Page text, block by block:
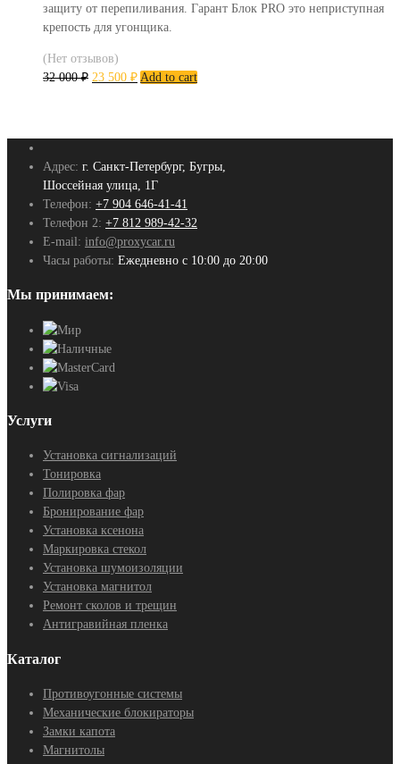
защиту от перепиливания. Гарант Блок PRO это неприступная
крепость для угонщика.
(Нет отзывов)
32 000₽ 23 500 ₽ Add to cart
Адрес: г. Санкт-Петербург, Бугры,
Шоссейная улица, 1Г
Телефон: +7 904 646-41-41
Телефон 2: +7 812 989-42-32
E-mail: info@proxycar.ru
Часы работы: Ежедневно с 10:00 до 20:00
Мы принимаем:
Услуги
Установка сигнализаций
Тонировка
Полировка фар
Бронирование фар
Установка ксенона
Маркировка стекол
Установка шумоизоляции
Установка магнитол
Ремонт сколов и трещин
Антигравийная пленка
Каталог
Противоугонные системы
Механические блокираторы
Замки капота
Магнитолы